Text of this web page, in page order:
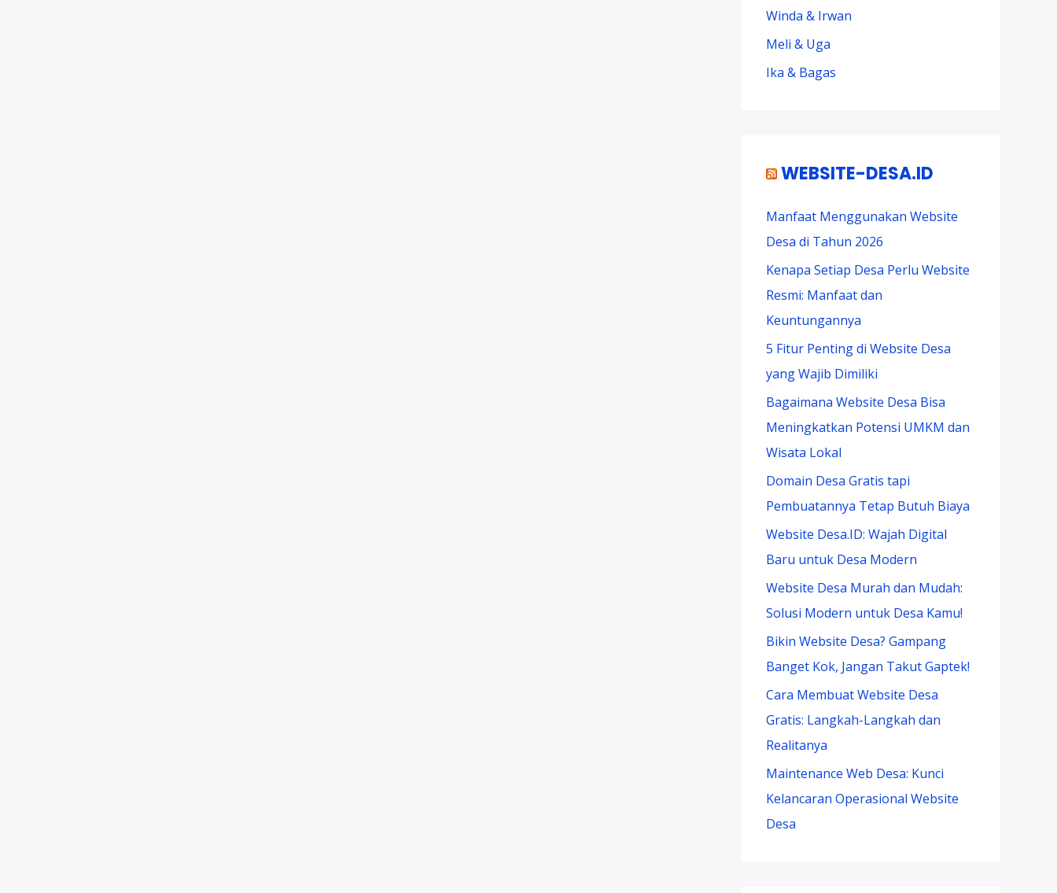
Winda & Irwan
Meli & Uga
Ika & Bagas
WEBSITE-DESA.ID
Manfaat Menggunakan Website
Desa di Tahun 2026
Kenapa Setiap Desa Perlu Website
Resmi: Manfaat dan
Keuntungannya
5 Fitur Penting di Website Desa
yang Wajib Dimiliki
Bagaimana Website Desa Bisa
Meningkatkan Potensi UMKM dan
Wisata Lokal
Domain Desa Gratis tapi
Pembuatannya Tetap Butuh Biaya
Website Desa.ID: Wajah Digital
Baru untuk Desa Modern
Website Desa Murah dan Mudah:
Solusi Modern untuk Desa Kamu!
Bikin Website Desa? Gampang
Banget Kok, Jangan Takut Gaptek!
Cara Membuat Website Desa
Gratis: Langkah-Langkah dan
Realitanya
Maintenance Web Desa: Kunci
Kelancaran Operasional Website
Desa